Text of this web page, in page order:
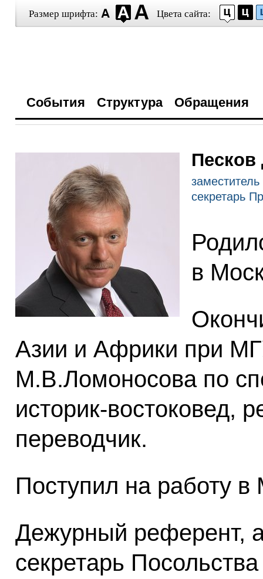
Размер шрифта: Цвета сайта:
События Структура Обращения
Песков
секретарь
в
Азии и Африки при
М.В.Ломоносова по
историк-востоковед,
переводчик.
Поступил на работу
Дежурный референт,
секретарь